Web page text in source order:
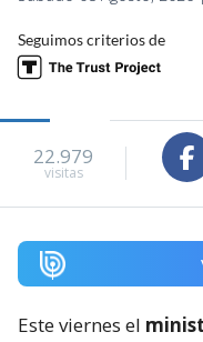
Seguimos criterios de
22.979
visitas
Este viernes el